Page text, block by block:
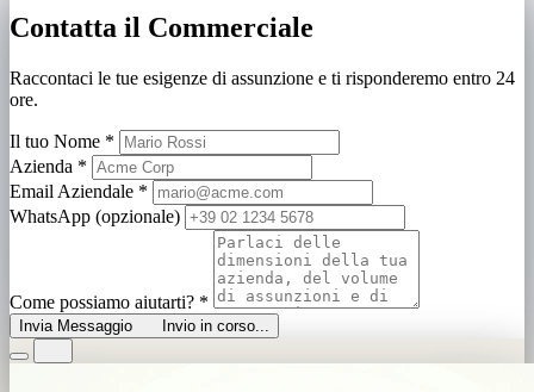
Contatta il Commerciale
Raccontaci le tue esigenze di assunzione e ti risponderemo entro 24
ore.
Il tuo Nome *
Azienda *
Email Aziendale *
WhatsApp (opzionale)
Come possiamo aiutarti? *
Invia Messaggio Invio in corso...